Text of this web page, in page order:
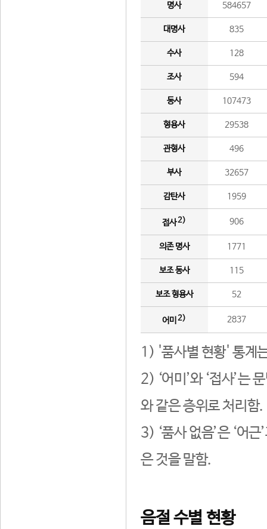
명사 584657
대명사 835
수사 128
조사 594
동사 107473
형용사 29538
관형사 496
부사 32657
감탄사 1959
접사2) 906
의존 명사 1771
보조 동사 115
보조 형용사 52
어미 2) 2837
1) '품사별 현황' 통계
2) ‘어미’와 ‘접사’는
와 같은 층위로 처리함.
3) ‘품사 없음’은 ‘어
은 것을 말함.
음절 수별 현황